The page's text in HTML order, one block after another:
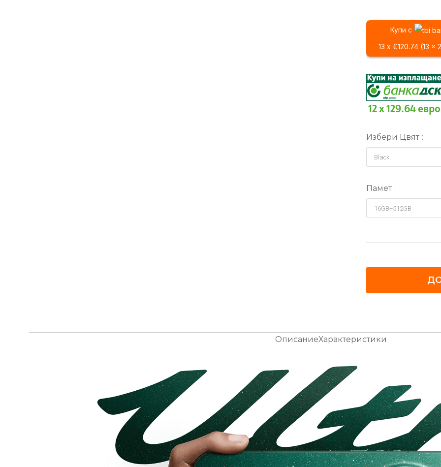
Купи с
13 x €120.74 (13 x
12 x 129.64 евро
Избери Цвят
Памет
ОписаниеХарактеристики